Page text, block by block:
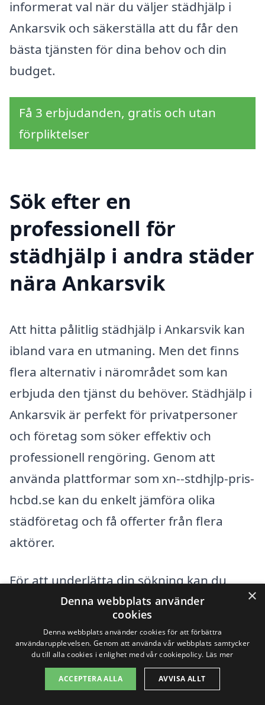
informerat val när du väljer städhjälp i
Ankarsvik och säkerställa att du får den
bästa tjänsten för dina behov och din
budget.
Få 3 erbjudanden, gratis och utan
förpliktelser
Sök efter en
professionell för
städhjälp i andra städer
nära Ankarsvik
Att hitta pålitlig städhjälp i Ankarsvik kan
ibland vara en utmaning. Men det finns
flera alternativ i närområdet som kan
erbjuda den tjänst du behöver. Städhjälp i
Ankarsvik är perfekt för privatpersoner
och företag som söker effektiv och
professionell rengöring. Genom att
använda plattformar som xn--stdhjlp-pris-
hcbd.se kan du enkelt jämföra olika
städföretag och få offerter från flera
aktörer.
För att underlätta din sökning kan du
även överväga att kolla in städhjälp i
följande närliggande städer:
Sundsvall
Timrå
×
Denna webbplats använder
cookies
Denna webbplats använder cookies för att förbättra
användarupplevelsen. Genom att använda vår webbplats samtycker
du till alla cookies i enlighet med vår cookiepolicy. Läs mer
ACCEPTERA ALLA AVVISA ALLT